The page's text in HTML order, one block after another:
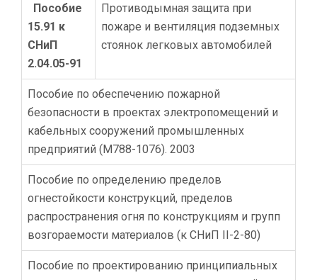
Пособие
15.91 к
СНиП
2.04.05-91
Противодымная защита при
пожаре и вентиляция подземных
стоянок легковых автомобилей
Пособие по обеспечению пожарной
безопасности в проектах электропомещений и
кабельных сооружений промышленных
предприятий (М788-1076). 2003
Пособие по определению пределов
огнестойкости конструкций, пределов
распространения огня по конструкциям и групп
возгораемости материалов (к СНиП II-2-80)
Пособие по проектированию принципиальных